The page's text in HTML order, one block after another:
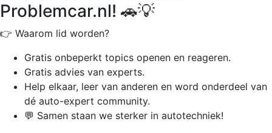
Problemcar.nl! 🚗💡
👉 Waarom lid worden?
Gratis onbeperkt topics openen en reageren.
Gratis advies van experts.
Help elkaar, leer van anderen en word onderdeel van
dé auto-expert community.
💬 Samen staan we sterker in autotechniek!